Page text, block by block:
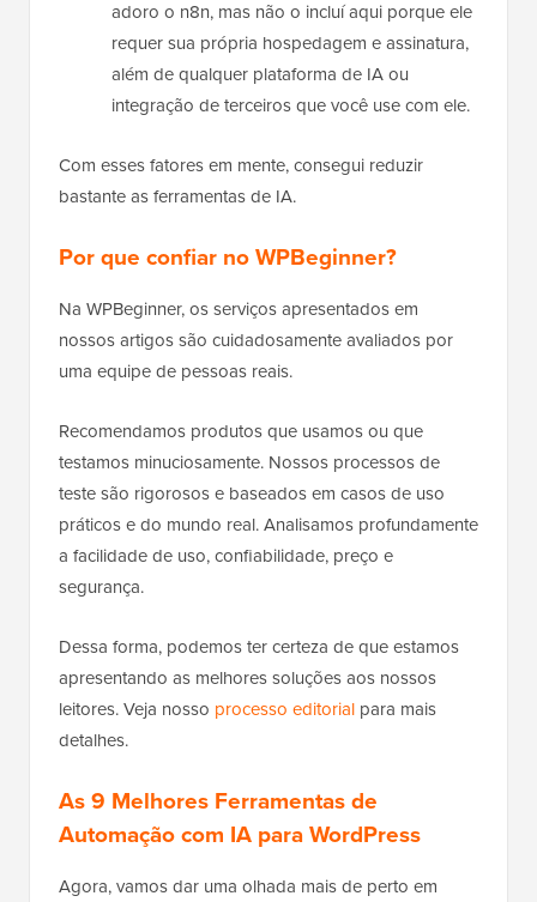
adoro o n8n, mas não o incluí aqui porque ele
requer sua própria hospedagem e assinatura,
além de qualquer plataforma de IA ou
integração de terceiros que você use com ele.
Com esses fatores em mente, consegui reduzir
bastante as ferramentas de IA.
Por que confiar no WPBeginner?
Na WPBeginner, os serviços apresentados em
nossos artigos são cuidadosamente avaliados por
uma equipe de pessoas reais.
Recomendamos produtos que usamos ou que
testamos minuciosamente. Nossos processos de
teste são rigorosos e baseados em casos de uso
práticos e do mundo real. Analisamos profundamente
a facilidade de uso, confiabilidade, preço e
segurança.
Dessa forma, podemos ter certeza de que estamos
apresentando as melhores soluções aos nossos
leitores. Veja nosso processo editorial para mais
detalhes.
As 9 Melhores Ferramentas de
Automação com IA para WordPress
Agora, vamos dar uma olhada mais de perto em